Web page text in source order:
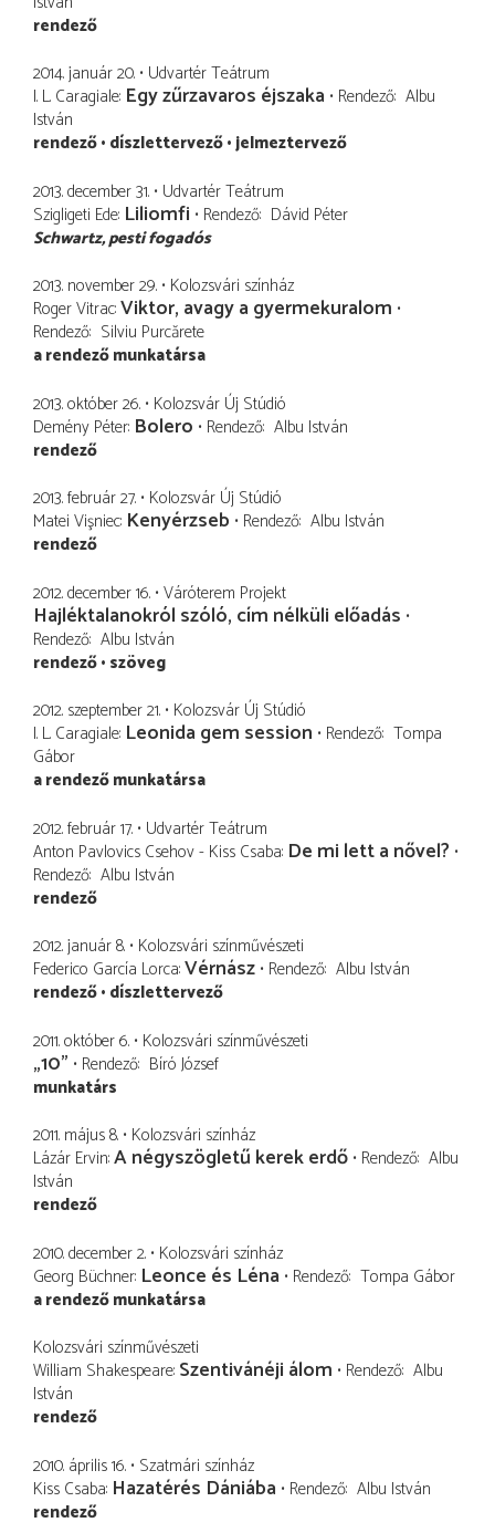
rendező
2014. január 20. Udvartér Teátrum
I. L. Caragiale Egy zűrzavaros éjszaka Rendező Albu
István
rendező díszlettervező jelmeztervező
2013. december 31. Udvartér Teátrum
Szigligeti Ede Liliomfi Rendező Dávid Péter
Schwartz pesti fogadós
2013. november 29. Kolozsvári színház
Roger Vitrac Viktor, avagy a gyermekuralom
Rendező Silviu Purcărete
a rendező munkatársa
2013. október 26. Kolozsvár Új Stúdió
Demény Péter Bolero Rendező Albu István
rendező
2013. február 27. Kolozsvár Új Stúdió
Matei Vişniec Kenyérzseb Rendező Albu István
rendező
2012. december 16. Váróterem Projekt
Hajléktalanokról szóló, cím nélküli előadás
Rendező Albu István
rendező szöveg
2012. szeptember 21. Kolozsvár Új Stúdió
I. L. Caragiale Leonida gem session Rendező Tompa
Gábor
a rendező munkatársa
2012. február 17. Udvartér Teátrum
Anton Pavlovics Csehov - Kiss Csaba De mi lett a nővel?
Rendező Albu István
rendező
2012. január 8. Kolozsvári színművészeti
Federico García Lorca Vérnász Rendező Albu István
rendező díszlettervező
2011. október 6. Kolozsvári színművészeti
„10” Rendező Bíró József
munkatárs
2011. május 8. Kolozsvári színház
Lázár Ervin A négyszögletű kerek erdő Rendező Albu
István
rendező
2010. december 2. Kolozsvári színház
Georg Büchner Leonce és Léna Rendező Tompa Gábor
a rendező munkatársa
Kolozsvári színművészeti
William Shakespeare Szentivánéji álom Rendező Albu
István
rendező
2010. április 16. Szatmári színház
Kiss Csaba Hazatérés Dániába Rendező Albu István
rendező